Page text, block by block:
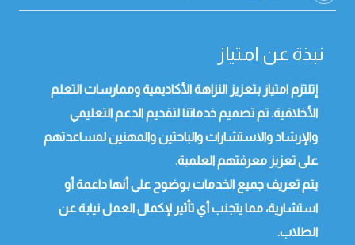
نبذة عن امتياز
إتلتزم امتياز بتعزيز النزاهة الأكاديمية وممارسات التعلم
الأخلاقية. تم تصميم خدماتنا لتقديم الدعم التعليمي
والإرشاد والاستشارات والباحثين والمهنين لمساعدتهم
على تعزيز معرفتهم العلمية.
يتم تعريف جميع الخدمات بوضوح على أنها داعمة أو
استشارية، مما يتجنب أي تأثير لإكمال العمل نيابة عن
الطلاب.